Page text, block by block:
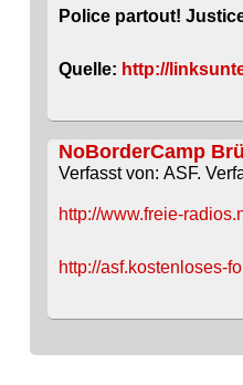
Police partout!
Quelle: http://
NoBorderCamp
Verfasst von: ASF.
http://www.freie-
http://asf.kostenloses-